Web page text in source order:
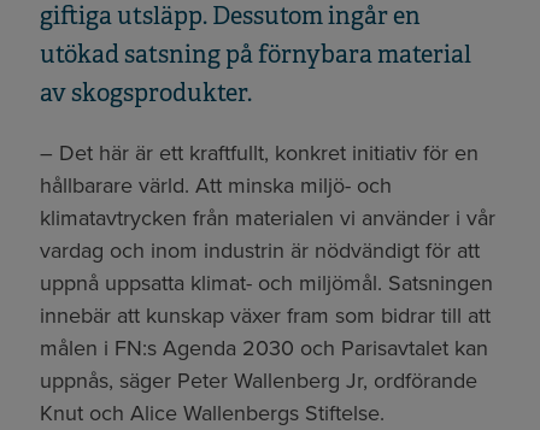
giftiga utsläpp. Dessutom ingår en
utökad satsning på förnybara material
av skogsprodukter.
– Det här är ett kraftfullt, konkret initiativ för en
hållbarare värld. Att minska miljö- och
klimatavtrycken från materialen vi använder i vår
vardag och inom industrin är nödvändigt för att
uppnå uppsatta klimat- och miljömål. Satsningen
innebär att kunskap växer fram som bidrar till att
målen i FN:s Agenda 2030 och Parisavtalet kan
uppnås, säger Peter Wallenberg Jr, ordförande
Knut och Alice Wallenbergs Stiftelse.